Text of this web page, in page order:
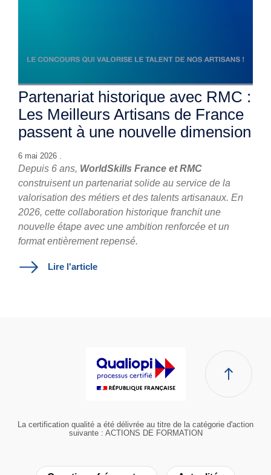
Partenariat historique avec RMC :
Les Meilleurs Artisans de France
passent à une nouvelle dimension
6 mai 2026 .
Depuis 6 ans, WorldSkills France et RMC
construisent un partenariat solide au service de la
valorisation des métiers et des talents artisanaux. En
2026, cette collaboration historique franchit une
nouvelle étape avec une ambition renforcée et un
format entièrement repensé.
Lire l'article
La certification qualité a été délivrée au titre de la catégorie d'action
suivante : ACTIONS DE FORMATION